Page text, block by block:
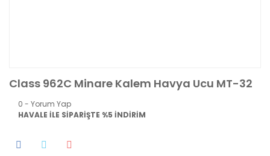
Class 962C Minare Kalem Havya Ucu MT-32
0 - Yorum Yap
HAVALE İLE SİPARİŞTE %5 İNDİRİM